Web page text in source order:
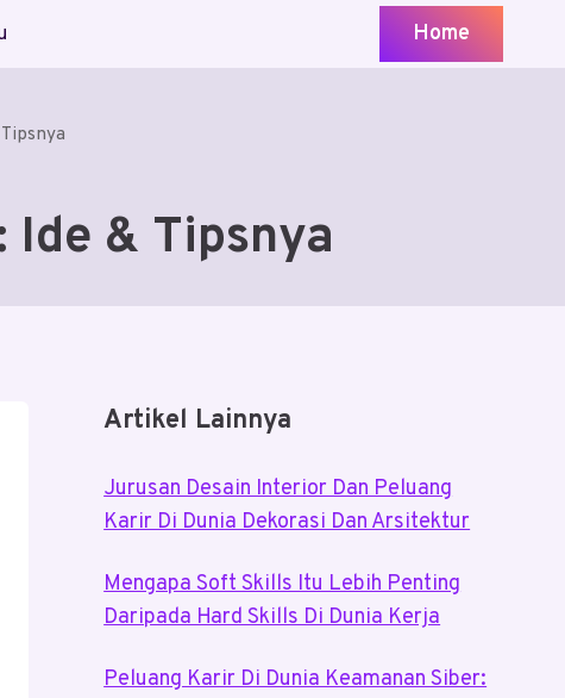
Home
& Tipsnya
Artikel Lainnya
Jurusan Desain Interior Dan Peluang
Karir Di Dunia Dekorasi Dan Arsitektur
Mengapa Soft Skills Itu Lebih Penting
Daripada Hard Skills Di Dunia Kerja
Peluang Karir Di Dunia Keamanan Siber: